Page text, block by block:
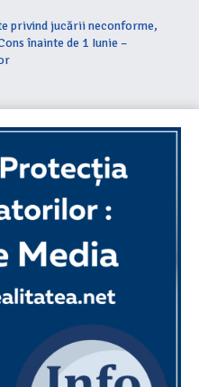
privind jucării neconforme,
înainte de 1 Iunie –